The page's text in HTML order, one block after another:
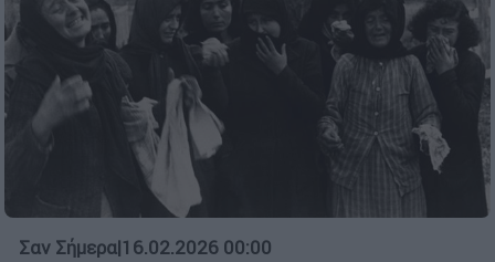
Σαν Σήμερα|16.02.2026 00:00